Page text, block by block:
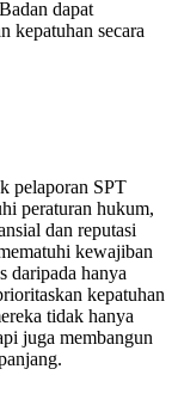
dapat
kepatuhan secara
pelaporan SPT
peraturan hukum,
dan reputasi
kewajiban
daripada hanya
kepatuhan
tidak hanya
juga membangun